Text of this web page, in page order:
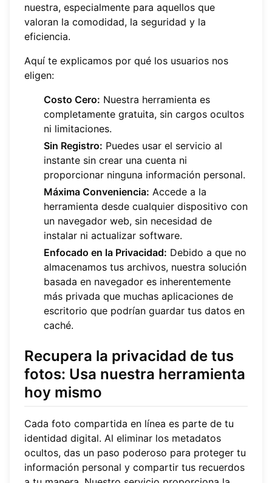
nuestra, especialmente para aquellos que
valoran la comodidad, la seguridad y la
eficiencia.
Aquí te explicamos por qué los usuarios nos
eligen:
Costo Cero: Nuestra herramienta es
completamente gratuita, sin cargos ocultos
ni limitaciones.
Sin Registro: Puedes usar el servicio al
instante sin crear una cuenta ni
proporcionar ninguna información personal.
Máxima Conveniencia: Accede a la
herramienta desde cualquier dispositivo con
un navegador web, sin necesidad de
instalar ni actualizar software.
Enfocado en la Privacidad: Debido a que no
almacenamos tus archivos, nuestra solución
basada en navegador es inherentemente
más privada que muchas aplicaciones de
escritorio que podrían guardar tus datos en
caché.
Recupera la privacidad de tus
fotos: Usa nuestra herramienta
hoy mismo
Cada foto compartida en línea es parte de tu
identidad digital. Al eliminar los metadatos
ocultos, das un paso poderoso para proteger tu
información personal y compartir tus recuerdos